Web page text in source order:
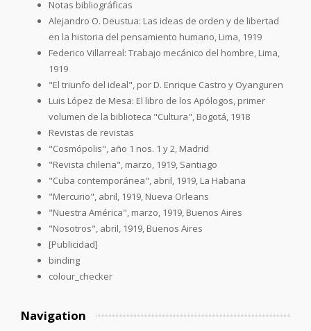
Notas bibliográficas
Alejandro O. Deustua: Las ideas de orden y de libertad
en la historia del pensamiento humano, Lima, 1919
Federico Villarreal: Trabajo mecánico del hombre, Lima,
1919
"El triunfo del ideal", por D. Enrique Castro y Oyanguren
Luis López de Mesa: El libro de los Apólogos, primer
volumen de la biblioteca "Cultura", Bogotá, 1918
Revistas de revistas
"Cosmópolis", año 1 nos. 1 y 2, Madrid
"Revista chilena", marzo, 1919, Santiago
"Cuba contemporánea", abril, 1919, La Habana
"Mercurio", abril, 1919, Nueva Orleans
"Nuestra América", marzo, 1919, Buenos Aires
"Nosotros", abril, 1919, Buenos Aires
[Publicidad]
binding
colour_checker
Navigation